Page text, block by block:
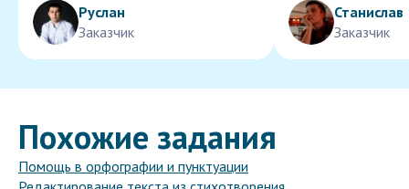
Руслан
Заказчик
Станислав
Заказчик
Похожие задания
Помощь в орфографии и пунктуации